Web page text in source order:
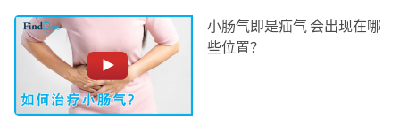
小肠气即是疝气 会出现在哪
些位置？